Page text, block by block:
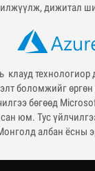
дижитал
клауд
боломжийг өргөн
бөгөөд
юм. Тус
албан ёсны